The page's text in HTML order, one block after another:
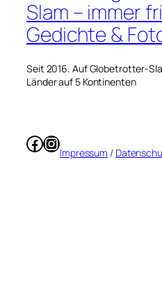
Slam – immer
Gedichte &
Seit 2016. Auf Globetrotter-
Länder auf 5 Kontinenten
Facebook
Instagram
Impressum /